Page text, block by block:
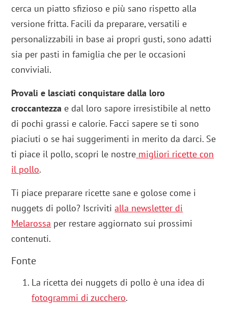
cerca un piatto sfizioso e più sano rispetto alla
versione fritta. Facili da preparare, versatili e
personalizzabili in base ai propri gusti, sono adatti
sia per pasti in famiglia che per le occasioni
conviviali.
Provali e lasciati conquistare dalla loro
croccantezza e dal loro sapore irresistibile al netto
di pochi grassi e calorie. Facci sapere se ti sono
piaciuti o se hai suggerimenti in merito da darci. Se
ti piace il pollo, scopri le nostre migliori ricette con
il pollo.
Ti piace preparare ricette sane e golose come i
nuggets di pollo? Iscrivitialla newsletter di
Melarossa per restare aggiornato sui prossimi
contenuti.
Fonte
La ricetta dei nuggets di pollo è una idea di
fotogrammi di zucchero.